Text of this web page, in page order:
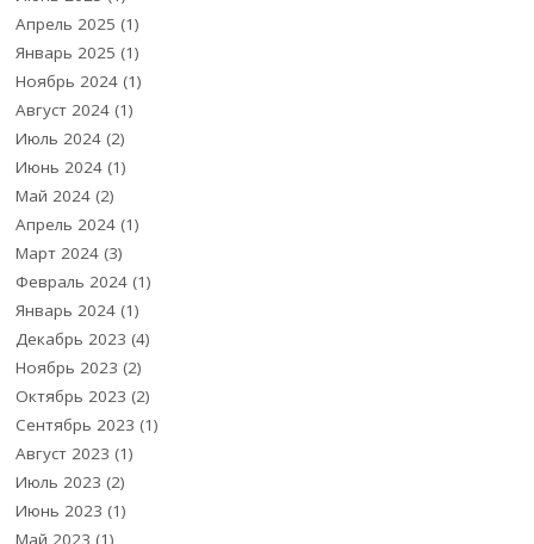
Апрель 2025 (1)
Январь 2025 (1)
Ноябрь 2024 (1)
Август 2024 (1)
Июль 2024 (2)
Июнь 2024 (1)
Май 2024 (2)
Апрель 2024 (1)
Март 2024 (3)
Февраль 2024 (1)
Январь 2024 (1)
Декабрь 2023 (4)
Ноябрь 2023 (2)
Октябрь 2023 (2)
Сентябрь 2023 (1)
Август 2023 (1)
Июль 2023 (2)
Июнь 2023 (1)
Май 2023 (1)